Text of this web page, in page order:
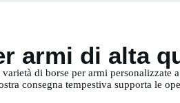
armi di alta
di borse per armi personalizzate
consegna tempestiva supporta le